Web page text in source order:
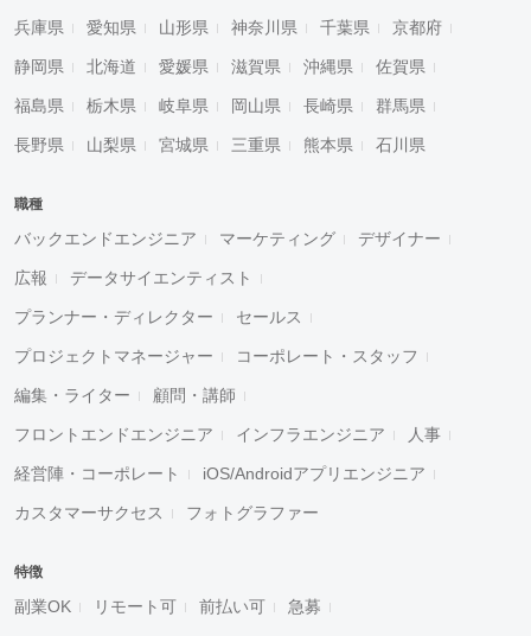
兵庫県 愛知県 山形県 神奈川県 千葉県 京都府
静岡県 北海道 愛媛県 滋賀県 沖縄県 佐賀県
福島県 栃木県 岐阜県 岡山県 長崎県 群馬県
長野県 山梨県 宮城県 三重県 熊本県 石川県
職種
バックエンドエンジニア マーケティング デザイナー
広報 データサイエンティスト
プランナー・ディレクター セールス
プロジェクトマネージャー コーポレート・スタッフ
編集・ライター 顧問・講師
フロントエンドエンジニア インフラエンジニア 人事
経営陣・コーポレート iOS/Androidアプリエンジニア
カスタマーサクセス フォトグラファー
特徴
副業OK リモート可 前払い可 急募